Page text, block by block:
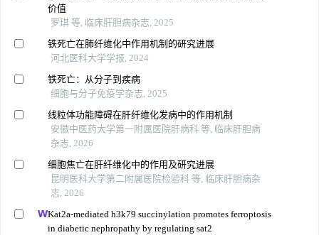
价值
罗琪 等, 临床肝胆病杂志, 2025
铁死亡在肺纤维化中作用机制的研究进展
河北医科大学学报, 2024
铁死亡：从分子到疾病
细胞与分子免疫学杂志, 2025
线粒体功能障碍在肝纤维化发病中的作用机制
安徽中医药大学第一附属医院肝病科 等, 临床肝胆病
杂志, 2026
细胞焦亡在肝纤维化中的作用及研究进展
昆明医科大学第二附属医院检验科 等, 临床肝胆病杂
志, 2026
Kat2a-mediated h3k79 succinylation promotes ferroptosis
in diabetic nephropathy by regulating sat2